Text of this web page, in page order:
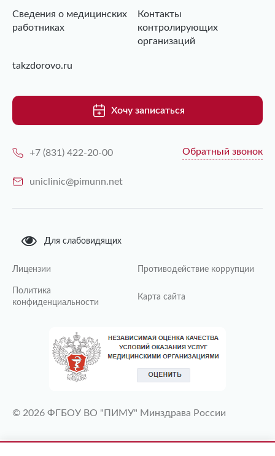
Сведения о медицинских
работниках
Контакты
контролирующих
организаций
takzdorovo.ru
Хочу записаться
+7 (831) 422-20-00 Обратный звонок
uniclinic@pimunn.net
Для слабовидящих
Лицензии Противодействие коррупции
Политика
конфиденциальности
Карта сайта
© 2026 ФГБОУ ВО "ПИМУ" Минздрава России